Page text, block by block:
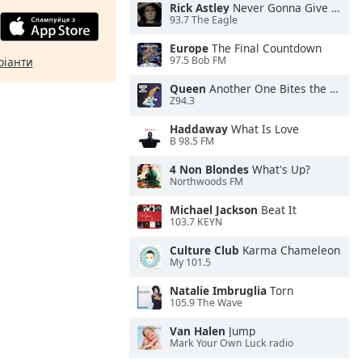
Rick Astley Never Gonna Give You Up
93.7 The Eagle
Europe The Final Countdown
97.5 Bob FM
Queen Another One Bites the Dust
Z94.3
Haddaway What Is Love
B 98.5 FM
4 Non Blondes What's Up?
Northwoods FM
Michael Jackson Beat It
103.7 KEYN
Culture Club Karma Chameleon
My 101.5
Natalie Imbruglia Torn
105.9 The Wave
Van Halen Jump
Mark Your Own Luck radio